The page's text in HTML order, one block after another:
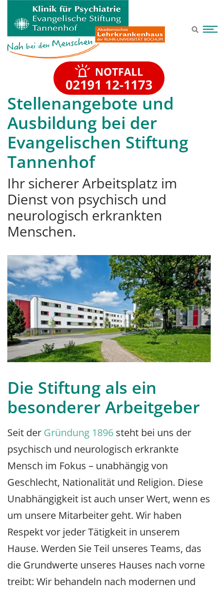
Zum Hauptinhalt springen
Stellenangebote und
Ausbildung bei der
Evangelischen Stiftung
Tannenhof
Ihr sicherer Arbeitsplatz im
Dienst von psychisch und
neurologisch erkrankten
Menschen.
Die Stiftung als ein
besonderer Arbeitgeber
Seit der Gründung 1896 steht bei uns der
psychisch und neurologisch erkrankte
Mensch im Fokus – unabhängig von
Geschlecht, Nationalität und Religion. Diese
Unabhängigkeit ist auch unser Wert, wenn es
um unsere Mitarbeiter geht. Wir haben
Respekt vor jeder Tätigkeit in unserem
Hause. Werden Sie Teil unseres Teams, das
die Grundwerte unseres Hauses nach vorne
treibt: Wir behandeln nach modernen und